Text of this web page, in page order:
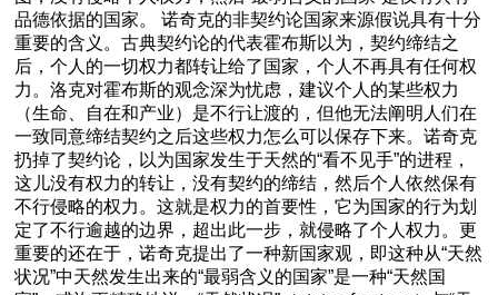
品德依据的国家。 诺奇克的非契约论国家来源假说具有十分
重要的含义。古典契约论的代表霍布斯以为，契约缔结之
后，个人的一切权力都转让给了国家，个人不再具有任何权
力。洛克对霍布斯的观念深为忧虑，建议个人的某些权力
（生命、自在和产业）是不行让渡的，但他无法阐明人们在
一致同意缔结契约之后这些权力怎么可以保存下来。诺奇克
扔掉了契约论，以为国家发生于天然的“看不见手”的进程，
这儿没有权力的转让，没有契约的缔结，然后个人依然保有
不行侵略的权力。这就是权力的首要性，它为国家的行为划
定了不行逾越的边界，超出此一步，就侵略了个人权力。更
重要的还在于，诺奇克提出了一种新国家观，即这种从“天然
状况”中天然发生出来的“最弱含义的国家”是一种“天然国